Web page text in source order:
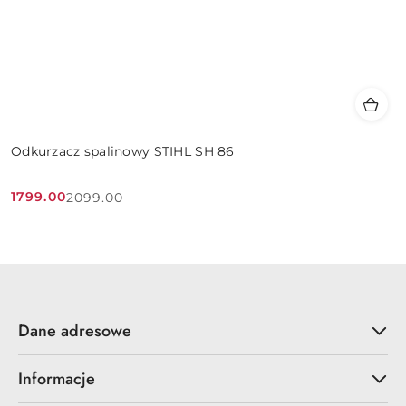
Odkurzacz spalinowy STIHL SH 86
Cena
1799.00
Cena
2099.00
Dane adresowe
Informacje